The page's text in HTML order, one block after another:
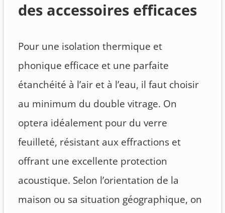
des accessoires efficaces
Pour une isolation thermique et
phonique efficace et une parfaite
étanchéité à l’air et à l’eau, il faut choisir
au minimum du double vitrage. On
optera idéalement pour du verre
feuilleté, résistant aux effractions et
offrant une excellente protection
acoustique. Selon l’orientation de la
maison ou sa situation géographique, on